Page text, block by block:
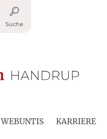
Suche
WEBUNTIS KARRIERE